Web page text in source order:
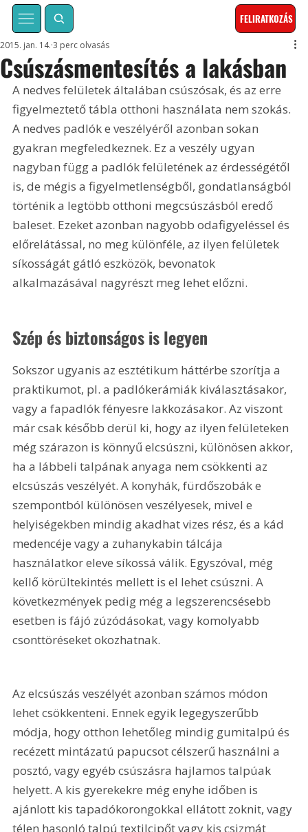
FELIRATKOZÁS
Csúszásmentesítés a lakásban
2015. jan. 14. 3 perc olvasás
A nedves felületek általában csúszósak, és az erre
figyelmeztető tábla otthoni használata nem szokás.
A nedves padlók e veszélyéről azonban sokan
gyakran megfeledkeznek. Ez a veszély ugyan
nagyban függ a padlók felületének az érdességétől
is, de mégis a figyelmetlenségből, gondatlanságból
történik a legtöbb otthoni megcsúszásból eredő
baleset. Ezeket azonban nagyobb odafigyeléssel és
előrelátással, no meg különféle, az ilyen felületek
síkosságát gátló eszközök, bevonatok
alkalmazásával nagyrészt meg lehet előzni.
Szép és biztonságos is legyen
Sokszor ugyanis az esztétikum háttérbe szorítja a
praktikumot, pl. a padlókerámiák kiválasztásakor,
vagy a fapadlók fényesre lakkozásakor. Az viszont
már csak később derül ki, hogy az ilyen felületeken
még szárazon is könnyű elcsúszni, különösen akkor,
ha a lábbeli talpának anyaga nem csökkenti az
elcsúszás veszélyét. A konyhák, fürdőszobák e
szempontból különösen veszélyesek, mivel e
helyiségekben mindig akadhat vizes rész, és a kád
medencéje vagy a zuhanykabin tálcája
használatkor eleve síkossá válik. Egyszóval, még
kellő körültekintés mellett is el lehet csúszni. A
következmények pedig még a legszerencsésebb
esetben is fájó zúzódásokat, vagy komolyabb
csonttöréseket okozhatnak.
Az elcsúszás veszélyét azonban számos módon
lehet csökkenteni. Ennek egyik legegyszerűbb
módja, hogy otthon lehetőleg mindig gumitalpú és
recézett mintázatú papucsot célszerű használni a
posztó, vagy egyéb csúszásra hajlamos talpúak
helyett. A kis gyerekekre még enyhe időben is
ajánlott kis tapadókorongokkal ellátott zoknit, vagy
télen hasonló talpú textilcipőt vagy kis csizmát